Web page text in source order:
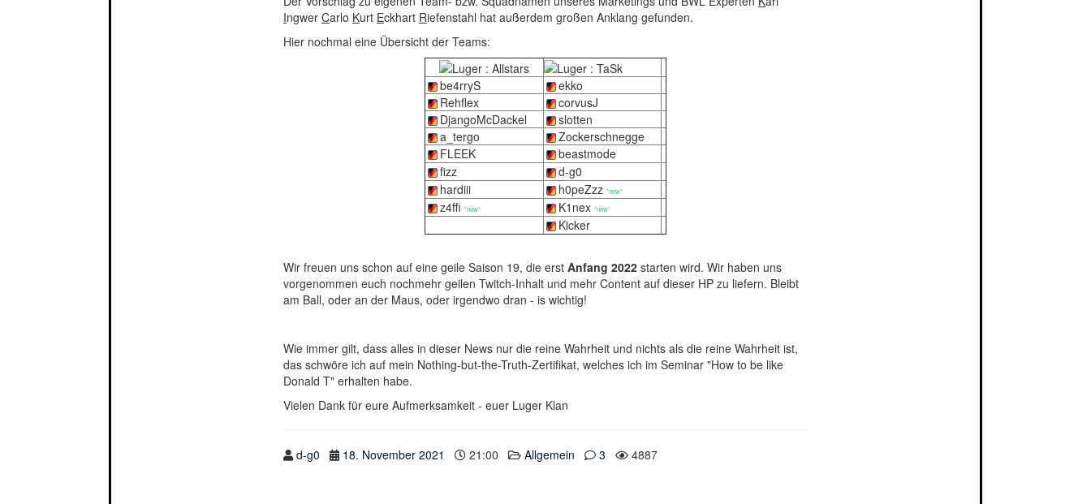
Ingwer Carlo Kurt Eckhart Riefenstahl hat außerdem großen Anklang gefunden.
Hier nochmal eine Übersicht der Teams:
be4rryS
ekko
Rehflex
corvusJ
DjangoMcDackel
slotten
a_tergo
Zockerschnegge
FLEEK
beastmode
fizz
d-g0
hardiii
h0peZzz *new*
z4ffi *new* K1nex *new*
Kicker
Wir freuen uns schon auf eine geile Saison 19, die erst Anfang 2022 starten wird. Wir haben uns
vorgenommen euch nochmehr geilen Twitch-Inhalt und mehr Content auf dieser HP zu liefern. Bleibt
am Ball, oder an der Maus, oder irgendwo dran - is wichtig!
Wie immer gilt, dass alles in dieser News nur die reine Wahrheit und nichts als die reine Wahrheit ist,
das schwöre ich auf mein Nothing-but-the-Truth-Zertifikat, welches ich im Seminar "How to be like
Donald T" erhalten habe.
Vielen Dank für eure Aufmerksamkeit - euer Luger Klan
d-g0 18. November 2021 21:00 Allgemein 3 4887